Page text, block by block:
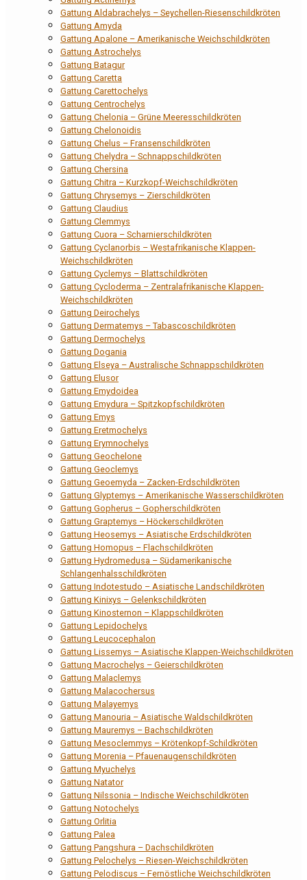
Gattung Aldabrachelys – Seychellen-Riesenschildkröten
Gattung Amyda
Gattung Apalone – Amerikanische Weichschildkröten
Gattung Astrochelys
Gattung Batagur
Gattung Caretta
Gattung Carettochelys
Gattung Centrochelys
Gattung Chelonia – Grüne Meeresschildkröten
Gattung Chelonoidis
Gattung Chelus – Fransenschildkröten
Gattung Chelydra – Schnappschildkröten
Gattung Chersina
Gattung Chitra – Kurzkopf-Weichschildkröten
Gattung Chrysemys – Zierschildkröten
Gattung Claudius
Gattung Clemmys
Gattung Cuora – Scharnierschildkröten
Gattung Cyclanorbis – Westafrikanische Klappen-
Weichschildkröten
Gattung Cyclemys – Blattschildkröten
Gattung Cycloderma – Zentralafrikanische Klappen-
Weichschildkröten
Gattung Deirochelys
Gattung Dermatemys – Tabascoschildkröten
Gattung Dermochelys
Gattung Dogania
Gattung Elseya – Australische Schnappschildkröten
Gattung Elusor
Gattung Emydoidea
Gattung Emydura – Spitzkopfschildkröten
Gattung Emys
Gattung Eretmochelys
Gattung Erymnochelys
Gattung Geochelone
Gattung Geoclemys
Gattung Geoemyda – Zacken-Erdschildkröten
Gattung Glyptemys – Amerikanische Wasserschildkröten
Gattung Gopherus – Gopherschildkröten
Gattung Graptemys – Höckerschildkröten
Gattung Heosemys – Asiatische Erdschildkröten
Gattung Homopus – Flachschildkröten
Gattung Hydromedusa – Südamerikanische
Schlangenhalsschildkröten
Gattung Indotestudo – Asiatische Landschildkröten
Gattung Kinixys – Gelenkschildkröten
Gattung Kinosternon – Klappschildkröten
Gattung Lepidochelys
Gattung Leucocephalon
Gattung Lissemys – Asiatische Klappen-Weichschildkröten
Gattung Macrochelys – Geierschildkröten
Gattung Malaclemys
Gattung Malacochersus
Gattung Malayemys
Gattung Manouria – Asiatische Waldschildkröten
Gattung Mauremys – Bachschildkröten
Gattung Mesoclemmys – Krötenkopf-Schildkröten
Gattung Morenia – Pfauenaugenschildkröten
Gattung Myuchelys
Gattung Natator
Gattung Nilssonia – Indische Weichschildkröten
Gattung Notochelys
Gattung Orlitia
Gattung Palea
Gattung Pangshura – Dachschildkröten
Gattung Pelochelys – Riesen-Weichschildkröten
Gattung Pelodiscus – Fernöstliche Weichschildkröten